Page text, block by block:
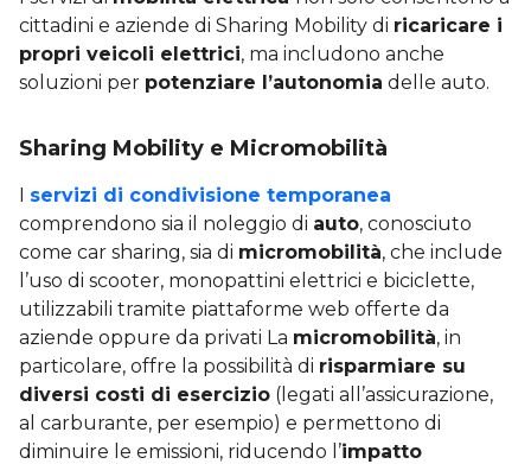
cittadini e aziende di Sharing Mobility di ricaricare i
propri veicoli elettrici, ma includono anche
soluzioni per potenziare l’autonomia delle auto.
Sharing Mobility e Micromobilità
I servizi di condivisione temporanea
comprendono sia il noleggio di auto, conosciuto
come car sharing, sia di micromobilità, che include
l’uso di scooter, monopattini elettrici e biciclette,
utilizzabili tramite piattaforme web offerte da
aziende oppure da privati La micromobilità, in
particolare, offre la possibilità di risparmiare su
diversi costi di esercizio (legati all’assicurazione,
al carburante, per esempio) e permettono di
diminuire le emissioni, riducendo l’impatto